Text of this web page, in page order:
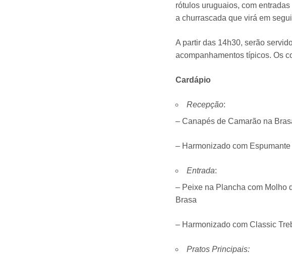
rótulos uruguaios, com
a churrascada que virá em
A partir das 14h30, serão
acompanhamentos típicos. Os
Cardápio
Recepção:
– Canapés de Camarão na
– Harmonizado com
Entrada:
– Peixe na Plancha com Molho
Brasa
– Harmonizado com Classic
Pratos Principais: